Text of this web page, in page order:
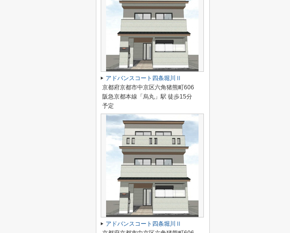
アドバンスコート四条堀川Ⅱ
京都府京都市中京区六角猪熊町606
阪急京都本線「烏丸」駅 徒歩15分
予定
アドバンスコート四条堀川Ⅱ